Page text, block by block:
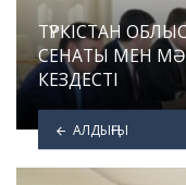
ТҮРКІСТАН
СЕНАТЫ МЕН
КЕЗДЕСТІ
АЛДЫҢҒЫ